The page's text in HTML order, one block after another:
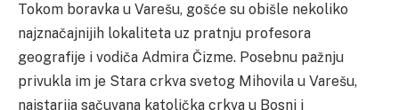
Tokom boravka u Varešu, gošće su obišle nekoliko
najznačajnijih lokaliteta uz pratnju profesora
geografije i vodiča Admira Čizme. Posebnu pažnju
privukla im je Stara crkva svetog Mihovila u Varešu,
najstarija sačuvana katolička crkva u Bosni i